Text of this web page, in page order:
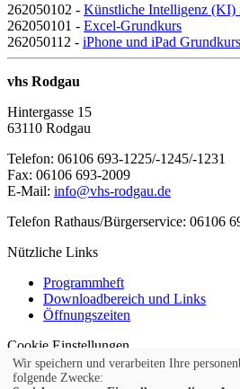
262050102 - Künstliche Intelligenz
262050101 - Excel-Grundkurs
262050112 - iPhone und iPad Grundkurs
vhs Rodgau
Hintergasse 15
63110 Rodgau
Telefon: 06106 693-1225/-1245/-1231
Fax: 06106 693-2009
E-Mail: info@vhs-rodgau.de
Telefon Rathaus/Bürgerservice: 06106
Nützliche Links
Programmheft
Downloadbereich und Links
Öffnungszeiten
Cookie Einstellungen
© 2026 Kubus Software GmbH
Wir speichern und verarbeiten Ihre
folgende Zwecke: